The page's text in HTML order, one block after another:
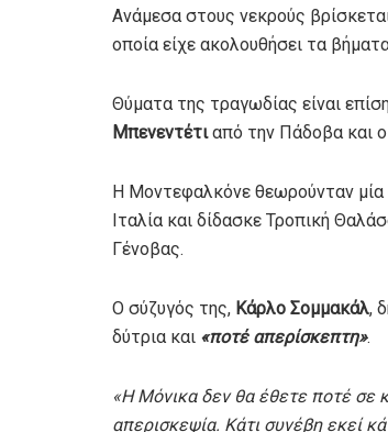
Ανάμεσα στους νεκρούς
οποία είχε ακολουθήσει τα
Θύματα της τραγωδίας είναι
Μπενεντέτιαπό την Πάδοβα και ο
Η Μοντεφαλκόνε θεωρούνταν μία
Ιταλία και δίδασκε Τροπική
Γένοβας.
Ο σύζυγός της, Κάρλο Σομμακάλ,
δύτρια και «ποτέ απερίσκεπτη».
«Η Μόνικα δεν θα έθετε ποτέ σε
απερισκεψία. Κάτι συνέβη εκεί